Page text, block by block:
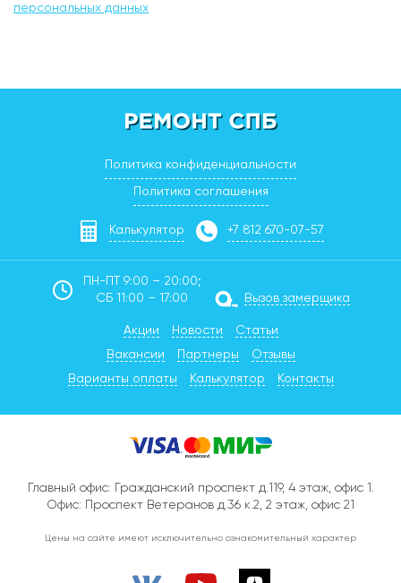
персональных данных
Политика конфиденциальности
Политика соглашения
Калькулятор +7 812 670-07-57
ПН-ПТ 9:00 – 20:00;
СБ 11:00 – 17:00
Вызов замерщика
Акции Новости
Статьи
Вакансии
Партнеры
Отзывы
Варианты оплаты
Калькулятор Контакты
Главный офис: Гражданский проспект д.119, 4 этаж, офис 1 .
Офис: Проспект Ветеранов д.36 к.2, 2 этаж, офис 21
Цены на сайте имеют исключительно ознакомительный характер